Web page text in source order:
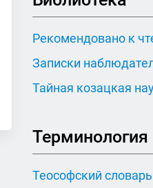
Рекомендовано к
Записки
Тайная козацкая
Терминология
Теософский